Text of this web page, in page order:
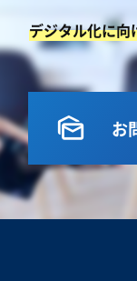
デジタル化に向
mark_as_unread お